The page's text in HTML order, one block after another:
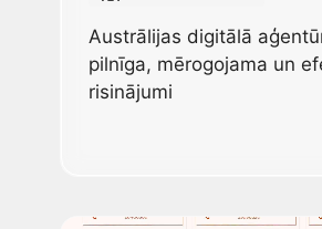
Austrālijas digitālā
pilnīga, mērogojama un
risinājumi